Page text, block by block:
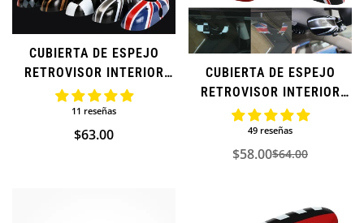
CUBIERTA DE ESPEJO
RETROVISOR INTERIOR
PARA MINI COOPER SERIE
F (ADICIONAL)
11 reseñas
Precio
$63.00
CUBIERTA DE ESPEJO
RETROVISOR INTERIOR
PARA MINI COOPER SERIE
R (ADICIONAL)
49 reseñas
Precio
$58.00Precio
$64.00
Confirm your age
Are you 18 years old or older?